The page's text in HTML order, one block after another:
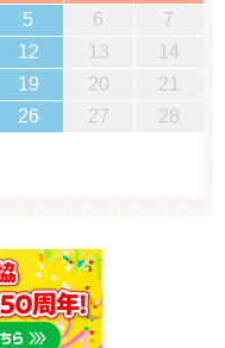
5 6
7
12 13
14
19 20
21
26 27
28